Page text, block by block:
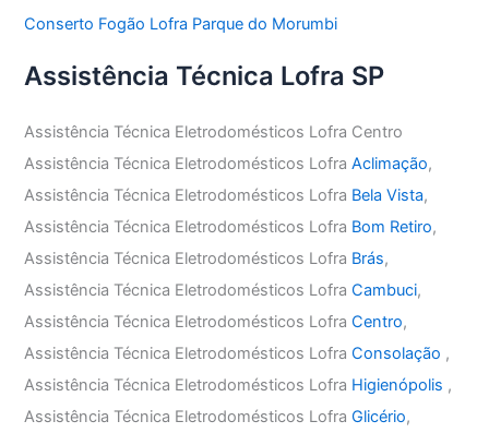
Conserto Fogão Lofra Parque do Morumbi
Assistência Técnica Lofra SP
Assistência Técnica Eletrodomésticos Lofra Centro
Assistência Técnica Eletrodomésticos LofraAclimação,
Assistência Técnica Eletrodomésticos Lofra Bela Vista,
Assistência Técnica Eletrodomésticos Lofra Bom Retiro,
Assistência Técnica Eletrodomésticos Lofra Brás,
Assistência Técnica Eletrodomésticos LofraCambuci,
Assistência Técnica Eletrodomésticos LofraCentro,
Assistência Técnica Eletrodomésticos LofraConsolação ,
Assistência Técnica Eletrodomésticos Lofra Higienópolis ,
Assistência Técnica Eletrodomésticos LofraGlicério,